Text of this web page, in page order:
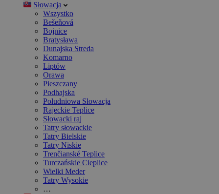
Słowacja
Wszystko
Bešeňová
Bojnice
Bratysława
Dunajska Streda
Komarno
Liptów
Orawa
Pieszczany
Podhajska
Południowa Słowacja
Rajeckie Teplice
Słowacki raj
Tatry słowackie
Tatry Bielskie
Tatry Niskie
Trenčianské Teplice
Turczańskie Cieplice
Wielki Meder
Tatry Wysokie
…